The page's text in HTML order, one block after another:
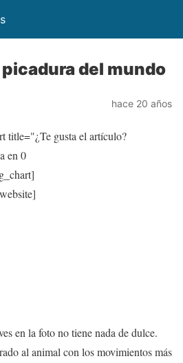
picadura del mundo
hace 20 años
title="¿Te gusta el artículo?
en 0
en la foto no tiene nada de dulce.
al animal con los movimientos más